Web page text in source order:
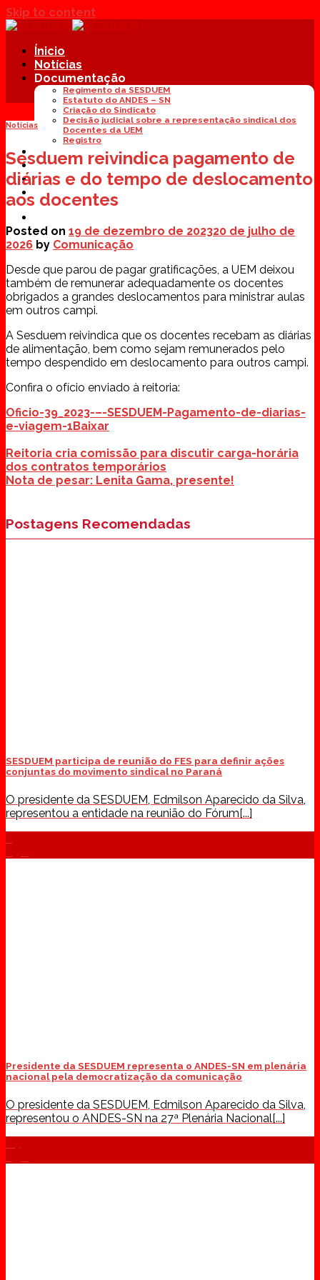
Skip to content
Ínicio
Notícias
Documentação
Regimento da SESDUEM
Estatuto do ANDES – SN
Criação do Sindicato
Decisão judicial sobre a representação sindical dos
Docentes da UEM
Registro
Diretoria
Contato
Filie-se
Notícias
Sesduem reivindica pagamento de
diárias e do tempo de deslocamento
aos docentes
Posted on 19 de dezembro de 202320 de julho de
2026 by Comunicação
Desde que parou de pagar gratificações, a UEM deixou
também de remunerar adequadamente os docentes
obrigados a grandes deslocamentos para ministrar aulas
em outros campi.
A Sesduem reivindica que os docentes recebam as diárias
de alimentação, bem como sejam remunerados pelo
tempo despendido em deslocamento para outros campi.
Confira o ofício enviado à reitoria:
Oficio-39_2023-–-SESDUEM-Pagamento-de-diarias-
e-viagem-1Baixar
Reitoria cria comissão para discutir carga-horária
dos contratos temporários
Nota de pesar: Lenita Gama, presente!
Postagens Recomendadas
SESDUEM participa de reunião do FES para definir ações
conjuntas do movimento sindical no Paraná
O presidente da SESDUEM, Edmilson Aparecido da Silva,
representou a entidade na reunião do Fórum[...]
Presidente da SESDUEM representa o ANDES-SN em plenária
nacional pela democratização da comunicação
O presidente da SESDUEM, Edmilson Aparecido da Silva,
representou o ANDES-SN na 27ª Plenária Nacional[...]